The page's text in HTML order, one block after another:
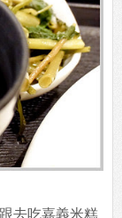
能再加飯免
....